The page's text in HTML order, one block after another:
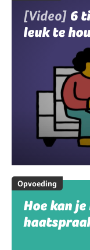
[Video] 6
leuk te
Opvoeding
Hoe kan